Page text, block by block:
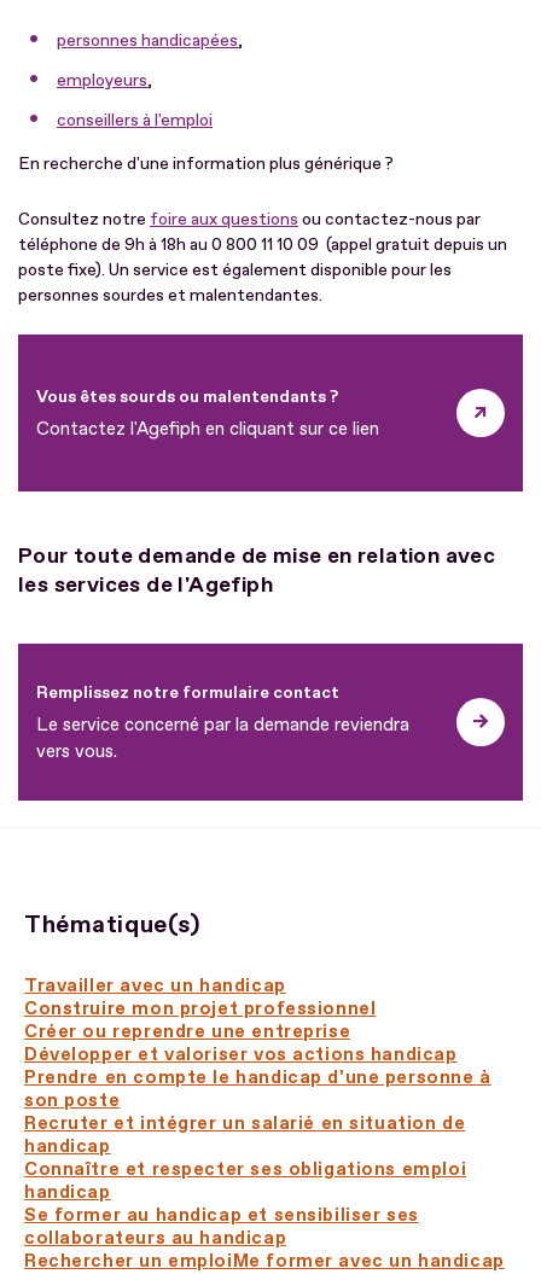
personnes handicapées,
employeurs,
conseillers à l'emploi
En recherche d'une information plus générique ?
Consultez notre foire aux questions ou contactez-nous par
téléphone de 9h à 18h au 0 800 11 10 09 (appel gratuit depuis un
poste fixe). Un service est également disponible pour les
personnes sourdes et malentendantes.
Vous êtes sourds ou malentendants ?
Contactez l'Agefiph en cliquant sur ce lien
Pour toute demande de mise en relation avec
les services de l'Agefiph
Remplissez notre formulaire contact
Le service concerné par la demande reviendra
vers vous.
Thématique(s)
Travailler avec un handicap
Construire mon projet professionnel
Créer ou reprendre une entreprise
Développer et valoriser vos actions handicap
Prendre en compte le handicap d'une personne à
son poste
Recruter et intégrer un salarié en situation de
handicap
Connaître et respecter ses obligations emploi
handicap
Se former au handicap et sensibiliser ses
collaborateurs au handicap
Rechercher un emploiMe former avec un handicap